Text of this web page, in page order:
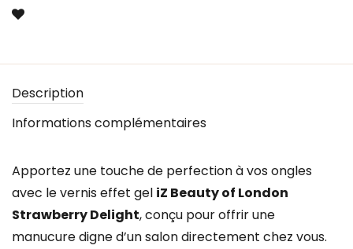
Description
Informations complémentaires
Apportez une touche de perfection à vos ongles
avec le vernis effet gel iZ Beauty of London
Strawberry Delight, conçu pour offrir une
manucure digne d’un salon directement chez vous.